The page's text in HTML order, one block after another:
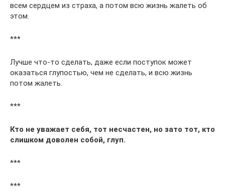
всем сердцем из страха, а потом всю жизнь жалеть об
этом.
***
Лучше что-то сделать, даже если поступок может
оказаться глупостью, чем не сделать, и всю жизнь
потом жалеть.
***
Кто не уважает себя, тот несчастен, но зато тот, кто
слишком доволен собой, глуп.
***
***